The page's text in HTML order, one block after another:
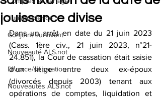
Jurisprudence
Conjoint survivant
Nouveauté ALS.not
Divorce/séparation
Nouveautés ALS.not
jouissance divise
Dans un arrêt en date du 21 juin 2023
(Cass. 1ère civ., 21 juin 2023, n°21-
24.851), la Cour de cassation était saisie
d’un litige entre deux ex-époux
(divorcés depuis 2003) tenant aux
opérations de comptes, liquidation et